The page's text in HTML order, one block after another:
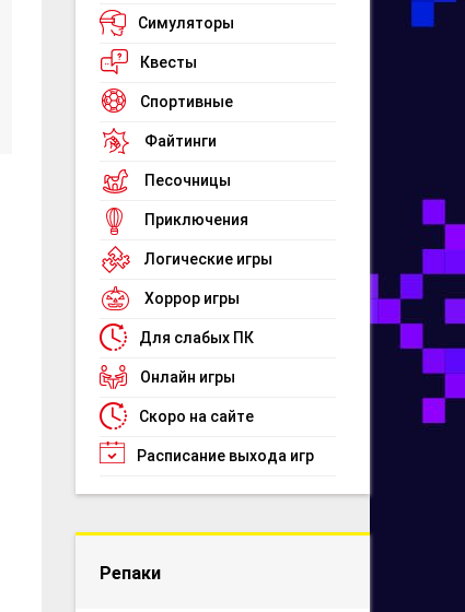
Симуляторы
Квесты
Спортивные
Файтинги
Песочницы
Приключения
Логические игры
Хоррор игры
Для слабых ПК
Онлайн игры
Скоро на сайте
Расписание выхода игр
Репаки